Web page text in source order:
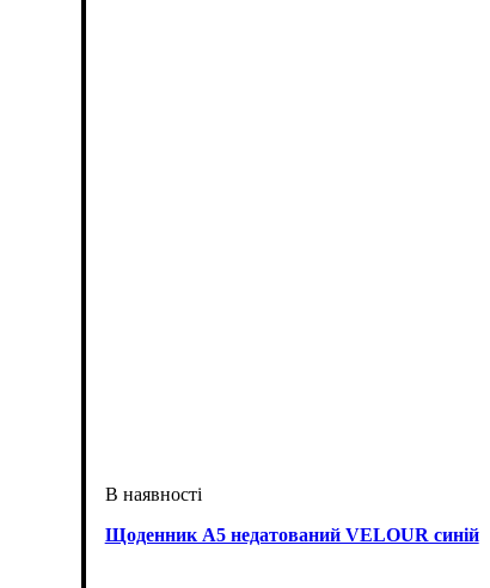
Щоденник А5 недатований VELOUR синій